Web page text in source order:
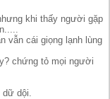
khi thấy người gặp
vẫn cái giọng lạnh lùng
chứng tỏ mọi người
dội.